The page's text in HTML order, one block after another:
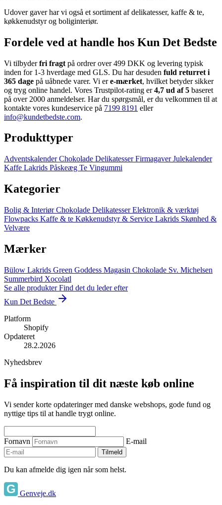
Udover gaver har vi også et sortiment af delikatesser, kaffe & te,
køkkenudstyr og boliginteriør.
Fordele ved at handle hos Kun Det Bedste
Vi tilbyderfri fragt på ordrer over 499 DKK og levering typisk
inden for 1-3 hverdage med GLS. Du har desuden fuld returret i
365 dage på uåbnede varer. Vi ere-mærket, hvilket betyder sikker
og tryg online handel. Vores Trustpilot-rating er4,7 ud af 5 baseret
på over 2000 anmeldelser. Har du spørgsmål, er du velkommen til at
kontakte vores kundeservice på 7199 8191 eller
info@kundetbedste.com.
Produkttyper
AdventskalenderChokolade DelikatesserFirmagaverJulekalender
Kaffe Lakrids Påskeæg Te Vingummi
Kategorier
Bolig & InteriørChokolade DelikatesserElektronik & værktøj
Flowpacks Kaffe & te Køkkenudstyr & Service Lakrids Skønhed &
Velvære
Mærker
Bülow Lakrids Green Goddess Magasin Chokolade Sv. Michelsen
Summerbird Xocolatl
Se alle produkterFind det du leder efter
Kun Det Bedste
Platform
Shopify
Opdateret
28.2.2026
Nyhedsbrev
Få inspiration til dit næste køb online
Vi sender korte opdateringer med danske webshops, gode fund og
nyttige tips til at handle trygt online.
Fornavn E-mail
Tilmeld
Du kan afmelde dig igen når som helst.
Genveje.dk